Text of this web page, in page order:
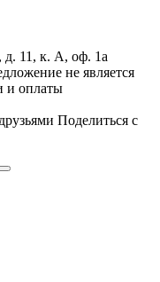
д. 11, к. А, оф. 1а
не является
и оплаты
Поделиться с